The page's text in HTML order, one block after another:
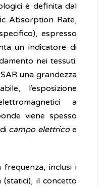
è definita dal
Absorption Rate,
espresso
un indicatore di
nei tessuti.
una grandezza
l’esposizione
a
viene spesso
campo elettricoe
inclusi i
il concetto